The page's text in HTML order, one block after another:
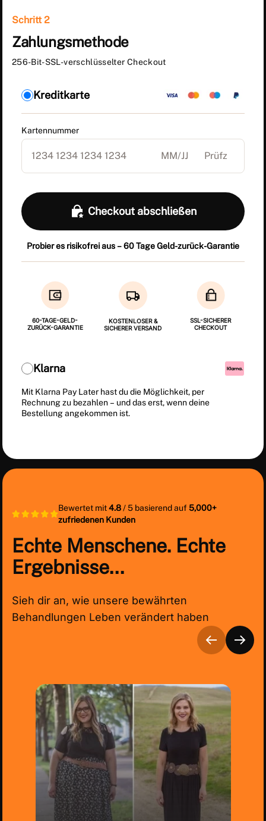
Schritt 2
Zahlungsmethode
256-Bit-SSL-verschlüsselter Checkout
Kreditkarte
Kartennummer
Checkout abschließen
Probier es risikofrei aus – 60 Tage Geld-zurück-Garantie
60-TAGE-GELD-
ZURÜCK-GARANTIE
KOSTENLOSER &
SICHERER VERSAND
SSL-SICHERER
CHECKOUT
Klarna
Mit Klarna Pay Later hast du die Möglichkeit, per
Rechnung zu bezahlen – und das erst, wenn deine
Bestellung angekommen ist.
Bewertet mit4.8/ 5 basierend auf5,000+
zufriedenen Kunden
Echte Menschene. Echte
Ergebnisse...
Sieh dir an, wie unsere bewährten
Behandlungen Leben verändert haben